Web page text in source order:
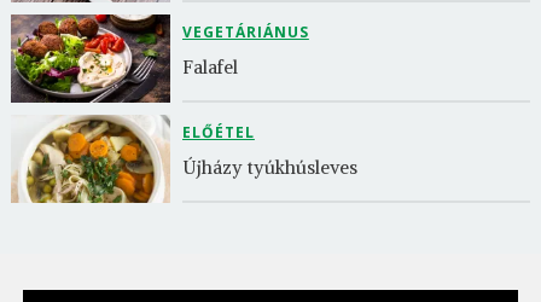
VEGETÁRIÁNUS
Falafel
ELŐÉTEL
Újházy tyúkhúsleves